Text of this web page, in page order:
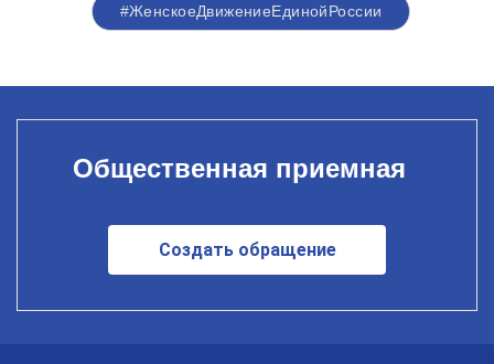
#ЖенскоеДвижениеЕдинойРоссии
Общественная приемная
Создать обращение